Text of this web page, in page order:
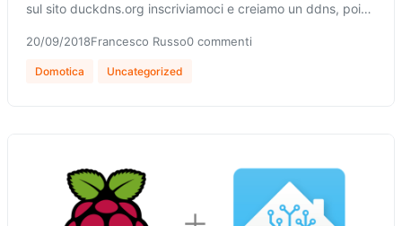
sul sito duckdns.org inscriviamoci e creiamo un ddns, poi…
20/09/2018Francesco Russo0 commenti
Domotica Uncategorized